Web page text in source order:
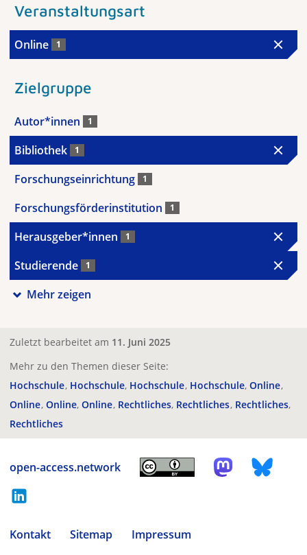
Veranstaltungsart
Online 1
Zielgruppe
Autor*innen 1
Bibliothek 1
Forschungseinrichtung 1
Forschungsförderinstitution 1
Herausgeber*innen 1
Studierende 1
Mehr zeigen
Zuletzt bearbeitet am 11. Juni 2025
Mehr zu den Themen dieser Seite:
Hochschule Hochschule Hochschule Hochschule Online
Online Online Online Rechtliches Rechtliches Rechtliches
Rechtliches
open-access.network
Kontakt Sitemap
Impressum